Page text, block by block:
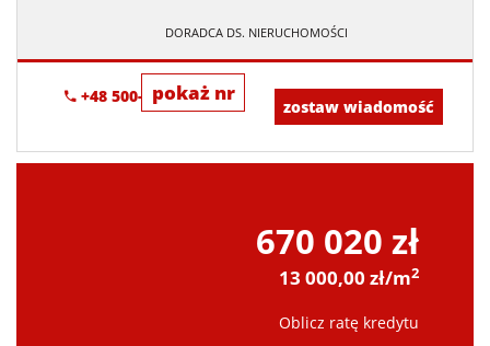
DORADCA DS. NIERUCHOMOŚCI
pokaż nr
+48 500-673-615
zostaw wiadomość
670 020 zł
13 000,00 zł/m2
Oblicz ratę kredytu